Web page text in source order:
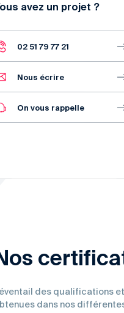
avez un projet ?
02 51 79 77 21
Nous écrire
On vous rappelle
des qualifications
dans nos